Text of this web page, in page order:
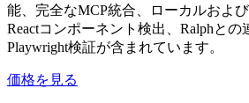
能、完全なMCP統合、ローカルおよ
Reactコンポーネント検出、Ralphとの
Playwright検証が含まれています。
価格を見る